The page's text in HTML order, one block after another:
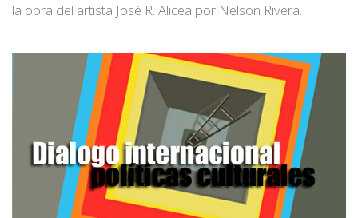
la obra del artista José R. Alicea por Nelson Rivera.